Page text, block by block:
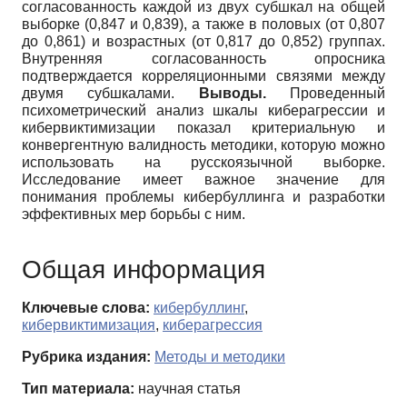
согласованность каждой из двух субшкал на общей
выборке (0,847 и 0,839), а также в половых (от 0,807
до 0,861) и возрастных (от 0,817 до 0,852) группах.
Внутренняя согласованность опросника
подтверждается корреляционными связями между
двумя субшкалами.
Выводы.Проведенный
психометрический анализ шкалы киберагрессии и
кибервиктимизации показал критериальную и
конвергентную валидность методики, которую можно
использовать на русскоязычной выборке.
Исследование имеет важное значение для
понимания проблемы кибербуллинга и разработки
эффективных мер борьбы с ним.
Общая информация
Ключевые слова: кибербуллинг,
кибервиктимизация, киберагрессия
Рубрика издания: Методы и методики
Тип материала: научная статья